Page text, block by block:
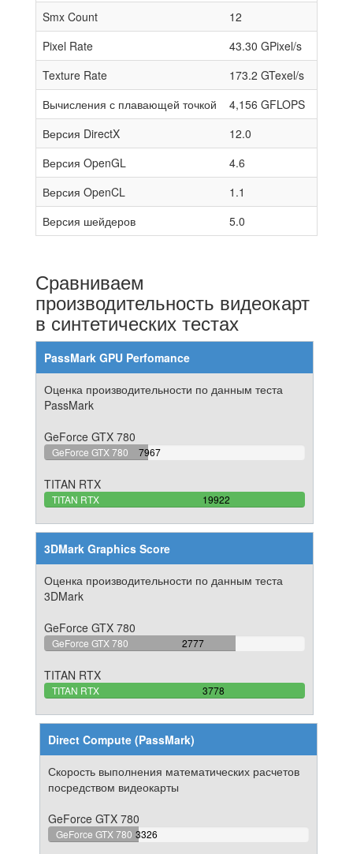
Smx Count
12
Pixel Rate
43.30 GPixel/s
Texture Rate
173.2 GTexel/s
Вычисления с плавающей точкой
4,156 GFLOPS
Версия DirectX
12.0
Версия OpenGL
4.6
Версия OpenCL
1.1
Версия шейдеров
5.0
Сравниваем
производительность видеокарт
в синтетических тестах
PassMark GPU Perfomance
Оценка производительности по данным теста
PassMark
GeForce GTX 780
GeForce GTX 780 7967
39.990964762574%
TITAN RTX
TITAN RTX 19922
100%
3DMark Graphics Score
Оценка производительности по данным теста
3DMark
GeForce GTX 780
GeForce GTX 780 2777
73.50449973531%
TITAN RTX
TITAN RTX 3778
100%
Direct Compute (PassMark)
Скорость выполнения математических расчетов
посредством видеокарты
GeForce GTX 780
GeForce GTX 780 3326
34.685577223902%